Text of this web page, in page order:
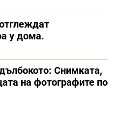
у дома.
Снимката,
на фотографите по